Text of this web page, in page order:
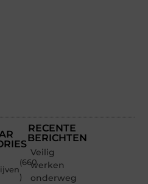
(660
)
RECENTE
BERICHTEN
Veilig
werken
onderweg: